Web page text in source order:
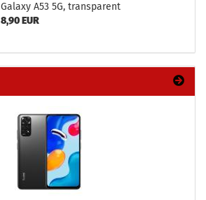
Ga­la­xy A53 5G, trans­pa­rent
8,90 EUR